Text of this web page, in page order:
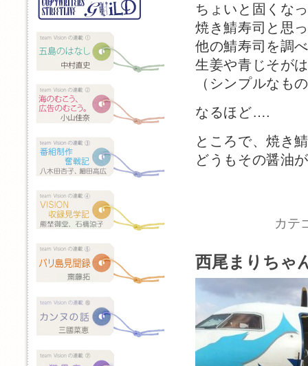
ちょいと固くな
焼き鯖寿司と思
他の鯖寿司を調
生姜や青じそが
（シンプルなも
なるほど….
ところで、焼き
どうもその醤油
カテ
西尾まりちゃ